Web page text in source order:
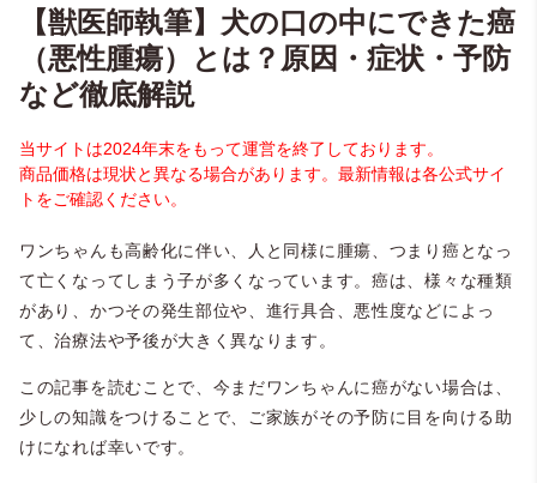
【獣医師執筆】犬の口の中にできた癌
（悪性腫瘍）とは？原因・症状・予防
など徹底解説
当サイトは2024年末をもって運営を終了しております。
商品価格は現状と異なる場合があります。最新情報は各公式サイ
トをご確認ください。
ワンちゃんも高齢化に伴い、人と同様に腫瘍、つまり癌となっ
て亡くなってしまう子が多くなっています。癌は、様々な種類
があり、かつその発生部位や、進行具合、悪性度などによっ
て、治療法や予後が大きく異なります。
この記事を読むことで、今まだワンちゃんに癌がない場合は、
少しの知識をつけることで、ご家族がその予防に目を向ける助
けになれば幸いです。